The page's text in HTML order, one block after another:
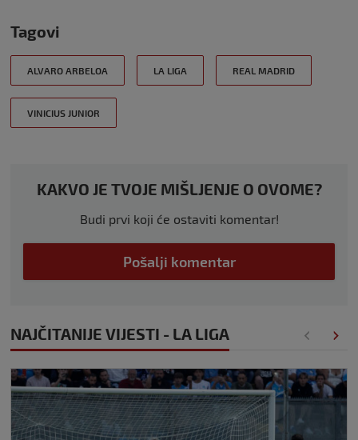
Tagovi
ALVARO ARBELOA LA LIGA REAL MADRID
VINICIUS JUNIOR
KAKVO JE TVOJE MIŠLJENJE O OVOME?
Budi prvi koji će ostaviti komentar!
Pošalji komentar
NAJČITANIJE VIJESTI - LA LIGA